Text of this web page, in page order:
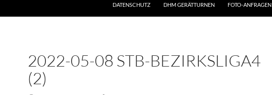
DATENSCHUTZ DHM GERÄTTURNEN FOTO-ANFRAGEN
2022-05-08 STB-BEZIRKSLIGA4
(2)